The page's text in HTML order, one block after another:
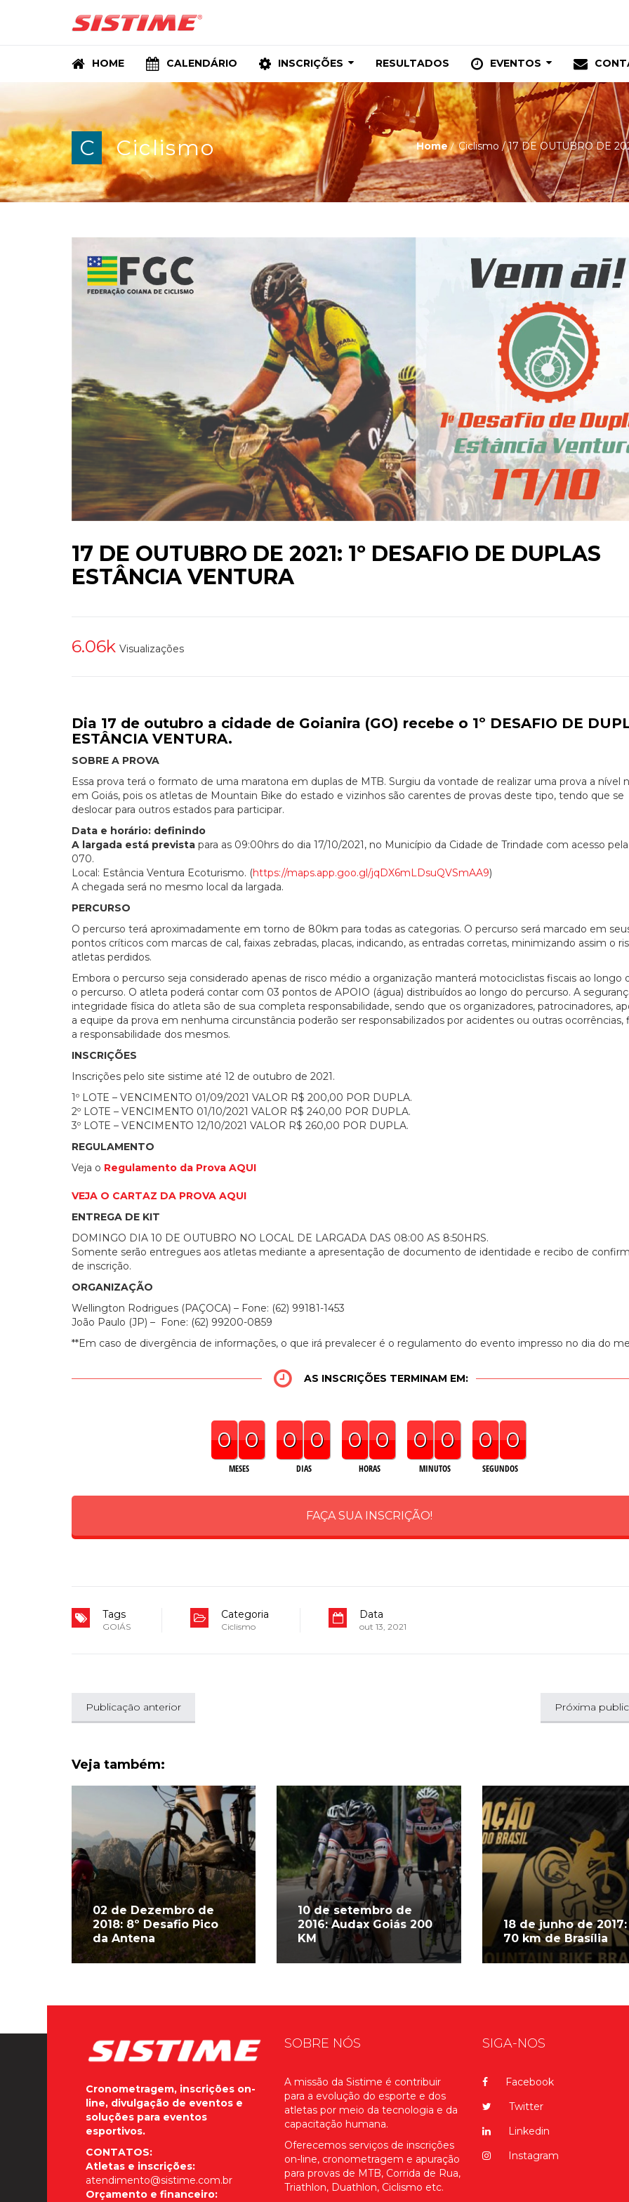
HOME CALENDÁRIO INSCRIÇÕES RESULTADOS EVENTOS
C Ciclismo Home Ciclismo /17 DE OUTUBRO DE
17 DE OUTUBRO DE 2021: 1º DESAFIO DE DUPLAS
ESTÂNCIA VENTURA
6.06k Visualizações
Dia 17 de outubro a cidade de Goianira (GO) recebe o 1º DESAFIO DE
ESTÂNCIA VENTURA.
SOBRE A PROVA
Essa prova terá o formato de uma maratona em duplas de MTB. Surgiu da vontade de realizar uma prova a nível
em Goiás, pois os atletas de Mountain Bike do estado e vizinhos são carentes de provas deste tipo, tendo que se
deslocar para outros estados para participar.
Data e horário: definindo
A largada está prevista para as 09:00hrs do dia 17/10/2021, no Município da Cidade de Trindade com acesso
070.
Local: Estância Ventura Ecoturismo. (https://maps.app.goo.gl/jqDX6mLDsuQVSmAA9)
A chegada será no mesmo local da largada.
PERCURSO
O percurso terá aproximadamente em torno de 80km para todas as categorias. O percurso será marcado em
pontos críticos com marcas de cal, faixas zebradas, placas, indicando, as entradas corretas, minimizando assim o
atletas perdidos.
Embora o percurso seja considerado apenas de risco médio a organização manterá motociclistas fiscais ao longo
o percurso. O atleta poderá contar com 03 pontos de APOIO (água) distribuídos ao longo do percurso. A
integridade física do atleta são de sua completa responsabilidade, sendo que os organizadores, patrocinadores,
a equipe da prova em nenhuma circunstância poderão ser responsabilizados por acidentes ou outras ocorrências,
a responsabilidade dos mesmos.
INSCRIÇÕES
Inscrições pelo site sistime até 12 de outubro de 2021.
1º LOTE – VENCIMENTO 01/09/2021 VALOR R$ 200,00 POR DUPLA.
2º LOTE – VENCIMENTO 01/10/2021 VALOR R$ 240,00 POR DUPLA.
3º LOTE – VENCIMENTO 12/10/2021 VALOR R$ 260,00 POR DUPLA.
REGULAMENTO
Veja o Regulamento da Prova AQUI
VEJA O CARTAZ DA PROVA AQUI
ENTREGA DE KIT
DOMINGO DIA 10 DE OUTUBRO NO LOCAL DE LARGADA DAS 08:00 AS 8:50HRS.
Somente serão entregues aos atletas mediante a apresentação de documento de identidade e recibo de
de inscrição.
ORGANIZAÇÃO
Wellington Rodrigues (PAÇOCA) – Fone: (62) 99181-1453
João Paulo (JP) – Fone: (62) 99200-0859
**Em caso de divergência de informações, o que irá prevalecer é o regulamento do evento impresso no dia do
AS INSCRIÇÕES TERMINAM EM:
0 0
MESES
0 0
DIAS
0 0
HORAS
0 0
MINUTOS
0 0
SEGUNDOS
FAÇA SUA INSCRIÇÃO!
Tags
GOIÁS
Categoria
Ciclismo
Data
out 13, 2021
Publicação anterior Próxima
Veja também:
02 de Dezembro de
2018: 8º Desafio Pico
da Antena
10 de setembro de
2016: Audax Goiás 200
KM
18 de junho de 2017:
70 km de Brasília
Cronometragem, inscrições on-
line, divulgação de eventos e
soluções para eventos
esportivos.
CONTATOS:
Atletas e inscrições:
atendimento@sistime.com.br
Orçamento e financeiro:
SOBRE NÓS
A missão da Sistime é contribuir
para a evolução do esporte e dos
atletas por meio da tecnologia e da
capacitação humana.
Oferecemos serviços de inscrições
on-line, cronometragem e apuração
para provas de MTB, Corrida de Rua,
Triathlon, Duathlon, Ciclismo etc.
SIGA-NOS
Facebook
Twitter
Linkedin
Instagram